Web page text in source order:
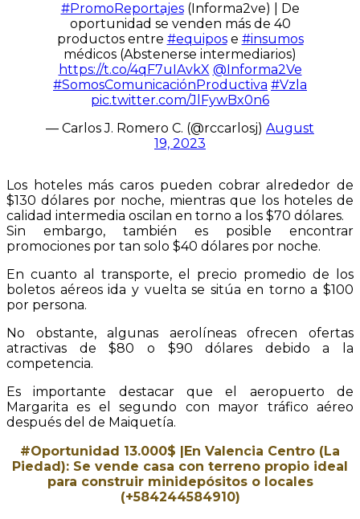
#PromoReportajes(Informa2ve) | De
oportunidad se venden más de 40
productos entre #equipose #insumos
médicos (Abstenerse intermediarios)
https://t.co/4qF7uIAvkX @Informa2Ve
#SomosComunicaciónProductiva #Vzla
pic.twitter.com/JlFywBx0n6
— Carlos J. Romero C. (@rccarlosj) August
19, 2023
Los hoteles más caros pueden cobrar alrededor de
$130 dólares por noche, mientras que los hoteles de
calidad intermedia oscilan en torno a los $70 dólares.
Sin embargo, también es posible encontrar
promociones por tan solo $40 dólares por noche.
En cuanto al transporte, el precio promedio de los
boletos aéreos ida y vuelta se sitúa en torno a $100
por persona.
No obstante, algunas aerolíneas ofrecen ofertas
atractivas de $80 o $90 dólares debido a la
competencia.
Es importante destacar que el aeropuerto de
Margarita es el segundo con mayor tráfico aéreo
después del de Maiquetía.
#Oportunidad 13.000$ |En Valencia Centro (La
Piedad): Se vende casa con terreno propio ideal
para construir minidepósitos o locales
(+584244584910)